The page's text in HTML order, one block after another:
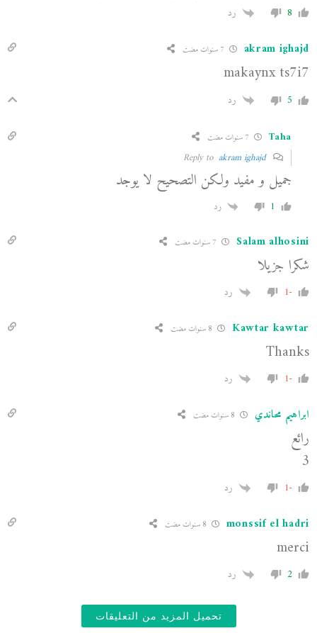
8 رد
akram ighajd
makaynx ts7i7
5 رد
Taha
Reply to
akram ighajd
جميل و مفيد ولكن التصحيح لا يوجد
1 رد
Salam alhosini
شكرا جزيلا
-1 رد
Kawtar kawtar
Thanks
-1 رد
ابراهيم محاندي
رائع
3
-1 رد
monssif el hadri
merci
2 رد
تحميل المزيد من التعليقات